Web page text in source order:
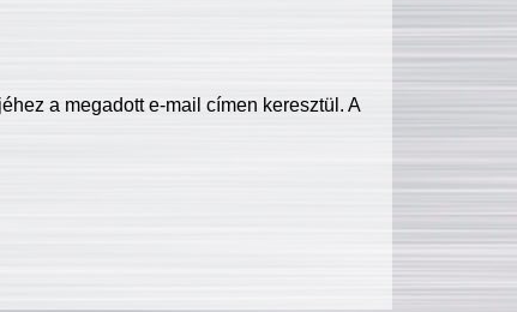
a megadott e-mail címen keresztül. A